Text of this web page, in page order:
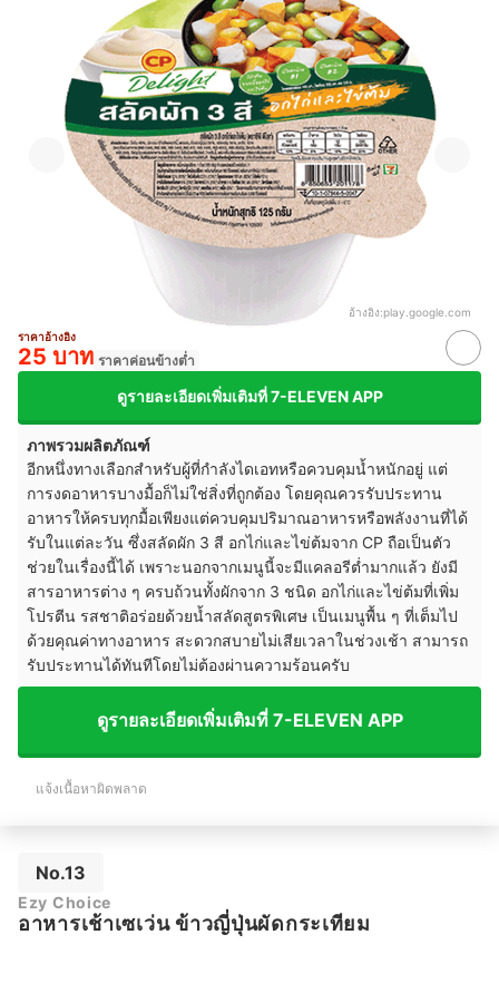
อ้างอิง:play.google.com
ราคาอ้างอิง
25 บาท ราคาค่อนข้างต่ำ
ดูรายละเอียดเพิ่มเติมที่ 7-ELEVEN APP
ภาพรวมผลิตภัณฑ์
อีกหนึ่งทางเลือกสำหรับผู้ที่กำลังไดเอทหรือควบคุมน้ำหนักอยู่ แต่
การงดอาหารบางมื้อก็ไม่ใช่สิ่งที่ถูกต้อง โดยคุณควรรับประทาน
อาหารให้ครบทุกมื้อเพียงแต่ควบคุมปริมาณอาหารหรือพลังงานที่ได้
รับในแต่ละวัน ซึ่งสลัดผัก 3 สี อกไก่และไข่ต้มจาก CP ถือเป็นตัว
ช่วยในเรื่องนี้ได้ เพราะนอกจากเมนูนี้จะมีแคลอรีต่ำมากแล้ว ยังมี
สารอาหารต่าง ๆ ครบถ้วนทั้งผักจาก 3 ชนิด อกไก่และไข่ต้มที่เพิ่ม
โปรตีน รสชาติอร่อยด้วยน้ำสลัดสูตรพิเศษ เป็นเมนูพื้น ๆ ที่เต็มไป
ด้วยคุณค่าทางอาหาร สะดวกสบายไม่เสียเวลาในช่วงเช้า สามารถ
รับประทานได้ทันทีโดยไม่ต้องผ่านความร้อนครับ
ดูรายละเอียดเพิ่มเติมที่ 7-ELEVEN APP
แจ้งเนื้อหาผิดพลาด
No.13
Ezy Choice
อาหารเช้าเซเว่น ข้าวญี่ปุ่นผัดกระเทียม